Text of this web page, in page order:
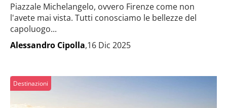
Piazzale Michelangelo, ovvero Firenze come non
l'avete mai vista. Tutti conosciamo le bellezze del
capoluogo...
Alessandro Cipolla,16 Dic 2025
Destinazioni